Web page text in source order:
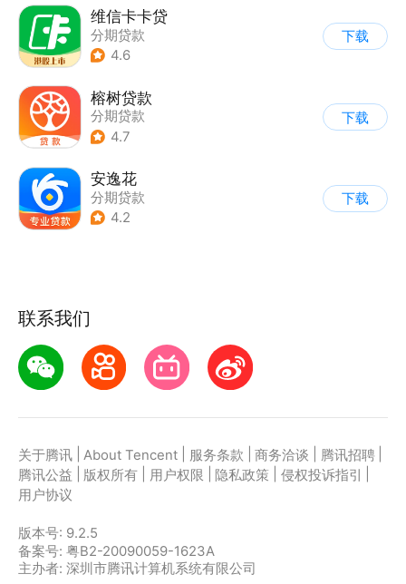
维信卡卡贷
分期贷款
4.6
下载
榕树贷款
分期贷款
4.7
下载
安逸花
分期贷款
4.2
下载
联系我们
关于腾讯 About Tencent 服务条款 商务洽谈 腾讯招聘
腾讯公益
版权所有 用户权限 隐私政策 侵权投诉指引
用户协议
版本号: 9.2.5
备案号: 粤B2-20090059-1623A
主办者: 深圳市腾讯计算机系统有限公司